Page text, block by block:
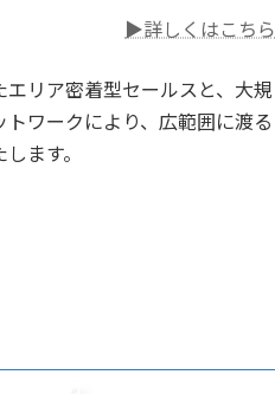
▶詳しくはこちら
リア密着型セールスと、大規
ワークにより、広範囲に渡る
ます。